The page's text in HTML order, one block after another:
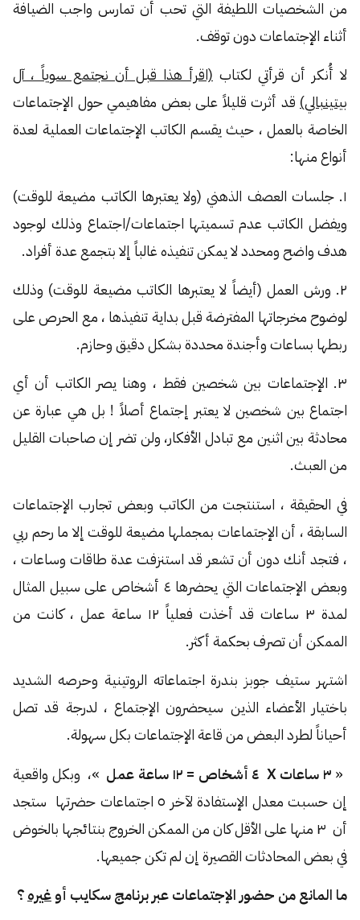
من الشخصيات اللطيفة التي تحب أن تمارس واجب الضيافة
أثناء الإجتماعات دون توقف.
لا أُنكر أن قرأتي لكتاب (اقرأ هذا قبل أن نجتمع سوياً ، آل
بيتينبالي) قد أثرت قليلاً على بعض مفاهيمي حول الإجتماعات
الخاصة بالعمل ، حيث يقسم الكاتب الإجتماعات العملية لعدة
أنواع منها:
١. جلسات العصف الذهني (ولا يعتبرها الكاتب مضيعة للوقت)
ويفضل الكاتب عدم تسميتها اجتماعات/اجتماع وذلك لوجود
هدف واضح ومحدد لا يمكن تنفيذه غالباً إلا بتجمع عدة أفراد.
٢. ورش العمل (أيضاً لا يعتبرها الكاتب مضيعة للوقت) وذلك
لوضوح مخرجاتها المفترضة قبل بداية تنفيذها ، مع الحرص على
ربطها بساعات وأجندة محددة بشكل دقيق وحازم.
٣. الإجتماعات بين شخصين فقط ، وهنا يصر الكاتب أن أي
اجتماع بين شخصين لا يعتبر إجتماع أصلاً ! بل هي عبارة عن
محادثة بين اثنين مع تبادل الأفكار، ولن تضر إن صاحبات القليل
من العبث.
في الحقيقة ، استنتجت من الكاتب وبعض تجارب الإجتماعات
السابقة ، أن الإجتماعات بمجملها مضيعة للوقت إلا ما رحم ربي
، فتجد أنك دون أن تشعر قد استنزفت عدة طاقات وساعات ،
وبعض الإجتماعات التي يحضرها ٤ أشخاص على سبيل المثال
لمدة ٣ ساعات قد أخذت فعلياً ١٢ ساعة عمل ، كانت من
الممكن أن تصرف بحكمة أكثر.
اشتهر ستيف جوبز بندرة اجتماعاته الروتينية وحرصه الشديد
باختيار الأعضاء الذين سيحضرون الإجتماع ، لدرجة قد تصل
أحياناً لطرد البعض من قاعة الإجتماعات بكل سهولة.
« ٣ ساعات X ٤ أشخاص = ١٢ ساعة عمل
»، وبكل واقعية
إن حسبت معدل الإستفادة لآخر ٥ اجتماعات حضرتها ستجد
أن ٣ منها على الأقل كان من الممكن الخروج بنتائجها بالخوض
في بعض المحادثات القصيرة إن لم تكن جميعها.
ما المانع من حضور الإجتماعات عبر برنامج سكايب أوغيره؟